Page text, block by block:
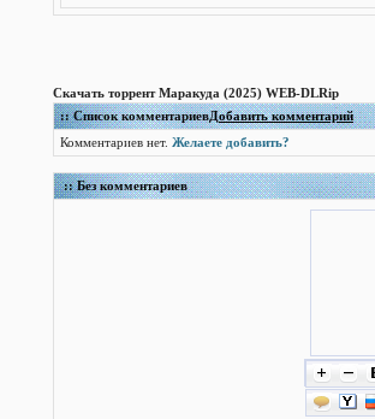
Скачать торрент Маракуда (2025) WEB-DLRip
:: Список комментариевДобавить комментарий
Комментариев нет. Желаете добавить?
:: Без комментариев